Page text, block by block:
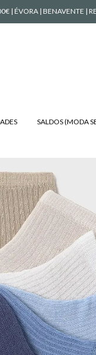
| ÉVORA | BENAVENTE |
SALDOS (MODA